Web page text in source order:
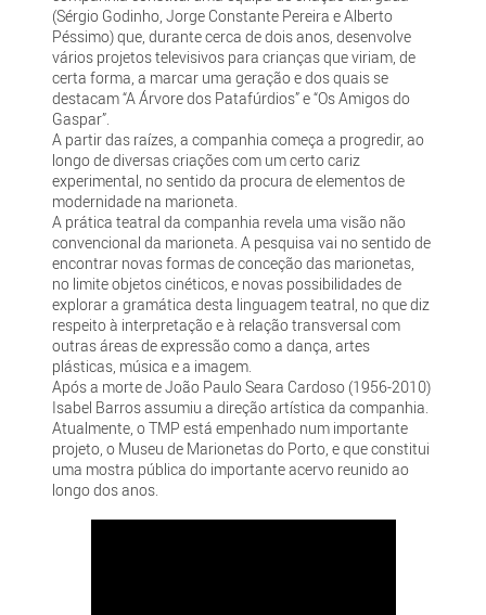
(Sérgio Godinho, Jorge Constante Pereira e Alberto
Péssimo) que, durante cerca de dois anos, desenvolve
vários projetos televisivos para crianças que viriam, de
certa forma, a marcar uma geração e dos quais se
destacam “A Árvore dos Patafúrdios” e “Os Amigos do
Gaspar”.
A partir das raízes, a companhia começa a progredir, ao
longo de diversas criações com um certo cariz
experimental, no sentido da procura de elementos de
modernidade na marioneta.
A prática teatral da companhia revela uma visão não
convencional da marioneta. A pesquisa vai no sentido de
encontrar novas formas de conceção das marionetas,
no limite objetos cinéticos, e novas possibilidades de
explorar a gramática desta linguagem teatral, no que diz
respeito à interpretação e à relação transversal com
outras áreas de expressão como a dança, artes
plásticas, música e a imagem.
Após a morte de João Paulo Seara Cardoso (1956-2010)
Isabel Barros assumiu a direção artística da companhia.
Atualmente, o TMP está empenhado num importante
projeto, o Museu de Marionetas do Porto, e que constitui
uma mostra pública do importante acervo reunido ao
longo dos anos.